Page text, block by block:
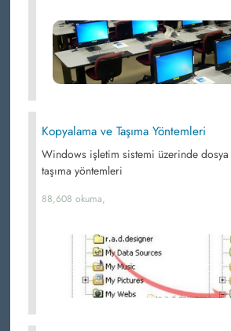
Kopyalama ve Taşıma Yöntemleri
Windows işletim sistemi üzerinde dosya
taşıma yöntemleri
88,608 okuma,